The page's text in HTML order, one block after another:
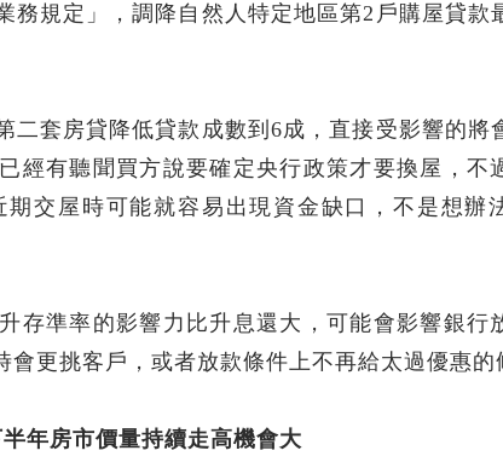
規定」，調降自然人特定地區第2戶購屋貸款
套房貸降低貸款成數到6成，直接受影響的將
經有聽聞買方說要確定央行政策才要換屋，不
交屋時可能就容易出現資金缺口，不是想辦
存準率的影響力比升息還大，可能會影響銀行
更挑客戶，或者放款條件上不再給太過優惠的
年房市價量持續走高機會大